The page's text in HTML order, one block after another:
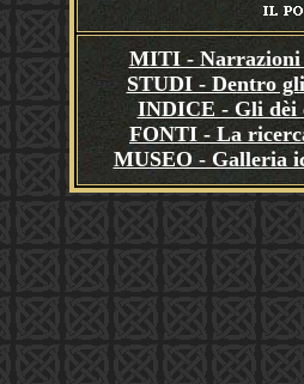
MITI - Narrazioni
STUDI - Dentro
INDICE - Gli dèi
FONTI - La
MUSEO - Galleria